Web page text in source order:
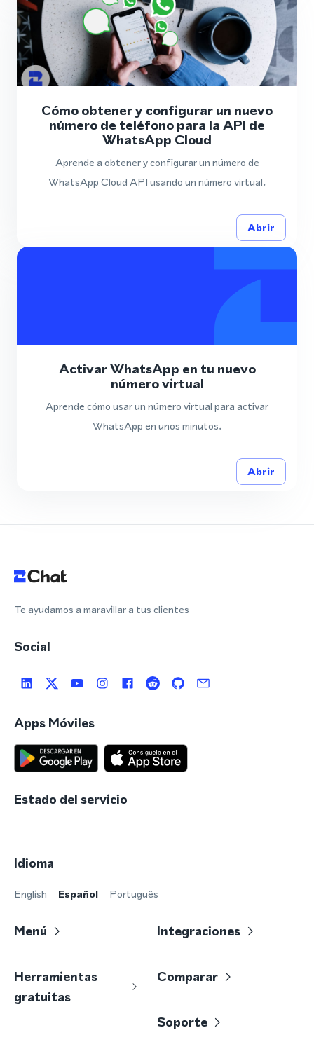
Cómo obtener y configurar un nuevo
número de teléfono para la API de
WhatsApp Cloud
Aprende a obtener y configurar un número de
WhatsApp Cloud API usando un número virtual.
Abrir
Activar WhatsApp en tu nuevo
número virtual
Aprende cómo usar un número virtual para activar
WhatsApp en unos minutos.
Abrir
Te ayudamos a maravillar a tus clientes
Social
Apps Móviles
Estado del servicio
Idioma
English Español Português
Menú Integraciones
Herramientas
gratuitas
Comparar
Soporte